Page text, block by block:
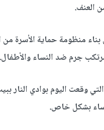
العنف.
منظومة حماية الأسرة من
جرم ضد النساء والأطفال.
وقعت اليوم بوادي النار
بشكل خاص.